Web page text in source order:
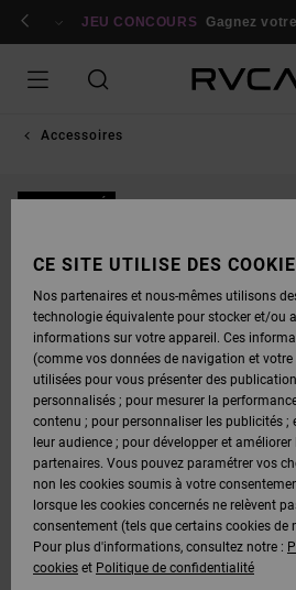
Se connecter / s'inscrire
JEU CONCOURS Gagnez
Accessoires
CE SITE UTILISE DES
Nos partenaires et nous-mêmes utilisons
technologie équivalente pour stocker et/ou
informations sur votre appareil. Ces
(comme vos données de navigation et votre
utilisées pour vous présenter des
personnalisés ; pour mesurer la
contenu ; pour personnaliser les publicités ;
leur audience ; pour développer et
partenaires. Vous pouvez paramétrer vos
non les cookies soumis à votre
lorsque les cookies concernés ne relèvent
consentement (tels que certains cookies de
Pour plus d'informations, consultez notre :
cookies et Politique de confidentialité